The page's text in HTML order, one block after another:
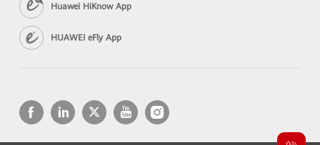
Huawei HiKnow App
HUAWEI eFly App